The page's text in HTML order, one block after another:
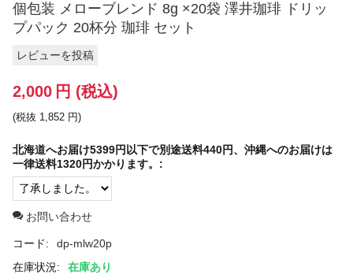
個包装 メローブレンド 8g ×20袋 澤井珈琲 ドリッ
プパック 20杯分 珈琲 セット
レビューを投稿
2,000 円 (税込)
(税抜 1,852 円)
北海道へお届け5399円以下で別途送料440円、沖縄へのお届けは
一律送料1320円かかります。:
お問い合わせ
コード:
dp-mlw20p
在庫状況:
在庫あり